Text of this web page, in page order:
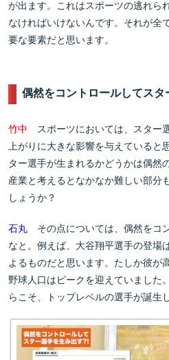
が出ます。これはスポーツの逃れら
なければいけないんです。それが全
要な要素だと思います。
偶然をコントロールしてスタ
竹中 スポーツにおいては、スター
上がりに大きな影響を与えていると
ター選手が生まれるかどうかは偶然
産業と考えるとなかなか難しい部分
しょうか？
石丸 その点については、偶然をコ
なと。例えば、大谷翔平選手の登場
よるものだと思います。たしか彼が
野球人口はピークを迎えていました
らこそ、トップレベルの選手が誕生